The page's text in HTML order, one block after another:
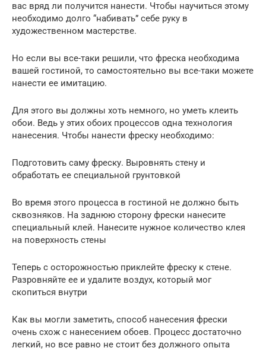
вас вряд ли получится нанести. Чтобы научиться этому
необходимо долго “набивать” себе руку в
художественном мастерстве.
Но если вы все-таки решили, что фреска необходима
вашей гостиной, то самостоятельно вы все-таки можете
нанести ее имитацию.
Для этого вы должны хоть немного, но уметь клеить
обои. Ведь у этих обоих процессов одна технология
нанесения. Чтобы нанести фреску необходимо:
Подготовить саму фреску. Выровнять стену и
обработать ее специальной грунтовкой
Во время этого процесса в гостиной не должно быть
сквозняков. На заднюю сторону фрески нанесите
специальный клей. Нанесите нужное количество клея
на поверхность стены
Теперь с осторожностью приклейте фреску к стене.
Разровняйте ее и удалите воздух, который мог
скопиться внутри
Как вы могли заметить, способ нанесения фрески
очень схож с нанесением обоев. Процесс достаточно
легкий, но все равно не стоит без должного опыта